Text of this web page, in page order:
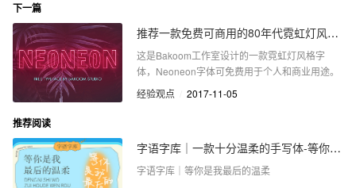
下一篇
推荐一款免费可商用的80年代霓虹灯风格字体Neoneon
这是Bakoom工作室设计的一款霓虹灯风格字
体，Neoneon字体可免费用于个人和商业用途。
经验观点
2017-11-05
推荐阅读
字语字库｜一款十分温柔的手写体-等你是我最后的温柔
字语字库｜等你是我最后的温柔